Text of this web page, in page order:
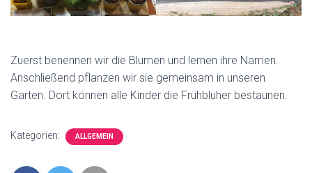
Zuerst benennen wir die Blumen und lernen ihre Namen.
Anschließend pflanzen wir sie gemeinsam in unseren
Garten. Dort können alle Kinder die Frühblüher bestaunen.
Kategorien: ALLGEMEIN